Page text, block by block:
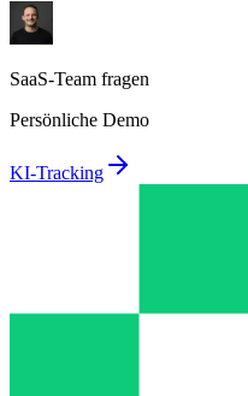
SaaS-Team fragen
Persönliche Demo
KI-Tracking